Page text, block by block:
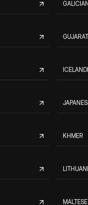
GALICIAN
GUJARATI
KHMER
MALTESE